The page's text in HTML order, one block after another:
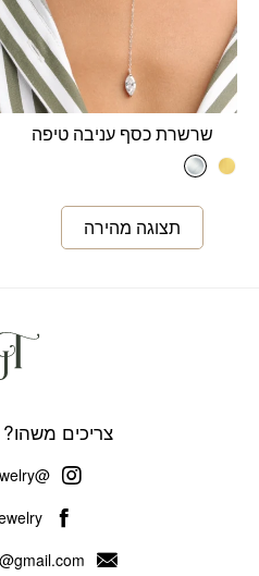
שרשרת כסף עניבה טיפה
צריכים משהו?
@jetem.jewelry